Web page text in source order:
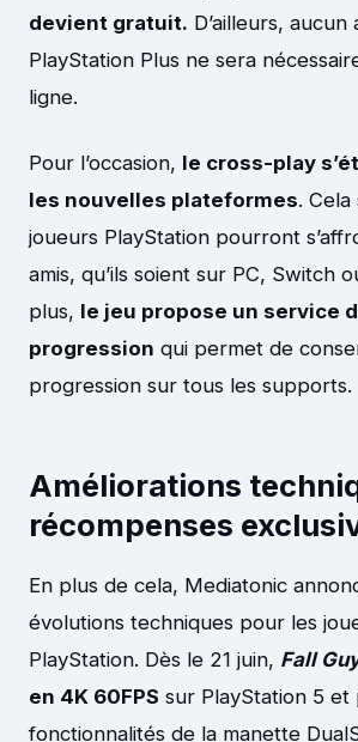
devient gratuit. D’ailleurs,
PlayStation Plus ne sera
ligne.
Pour l’occasion, le cross-play
les nouvelles plateformes. Cela
joueurs PlayStation pourront
amis, qu’ils soient sur PC, Switch
plus, le jeu propose un service
progression qui permet de
progression sur tous les supports.
Améliorations
récompenses
En plus de cela, Mediatonic
évolutions techniques pour les
PlayStation. Dès le 21 juin, Fall
en 4K 60FPS sur PlayStation 5
fonctionnalités de la manette